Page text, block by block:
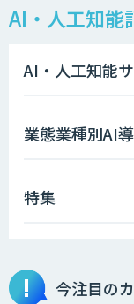
AI・人工知能
AI・人工知能
業態業種別AI
特集
今注目の